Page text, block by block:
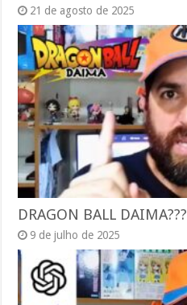
21 de agosto de 2025
DRAGON BALL DAIMA???
9 de julho de 2025